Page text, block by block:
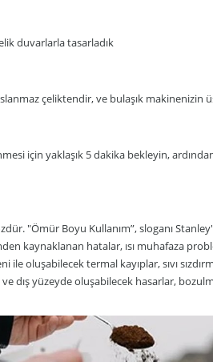
duvarlarla tasarladık
çeliktendir, ve bulaşık makinenizin
için yaklaşık 5 dakika bekleyin,
"Ömür Boyu Kullanım”, sloganı
kaynaklanan hatalar, ısı muhafaza
oluşabilecek termal kayıplar, sıvı
dış yüzeyde oluşabilecek hasarlar,